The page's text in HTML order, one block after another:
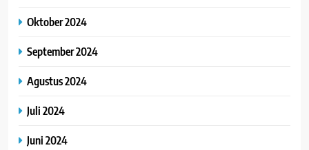
Oktober 2024
September 2024
Agustus 2024
Juli 2024
Juni 2024